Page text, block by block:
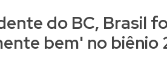
do BC, Brasil
bem' no biênio